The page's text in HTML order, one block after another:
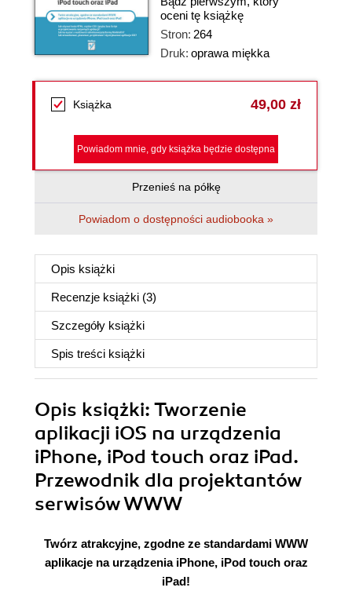
oceni tę książkę
Stron: 264
Druk: oprawa miękka
Książka 49,00 zł
Powiadom mnie, gdy książka będzie dostępna
Przenieś na półkę
Powiadom o dostępności audiobooka »
Opis książki
Recenzje książki (3)
Szczegóły książki
Spis treści książki
Opis książki: Tworzenie
aplikacji iOS na urządzenia
iPhone, iPod touch oraz iPad.
Przewodnik dla projektantów
serwisów WWW
Twórz atrakcyjne, zgodne ze standardami WWW
aplikacje na urządzenia iPhone, iPod touch oraz
iPad!